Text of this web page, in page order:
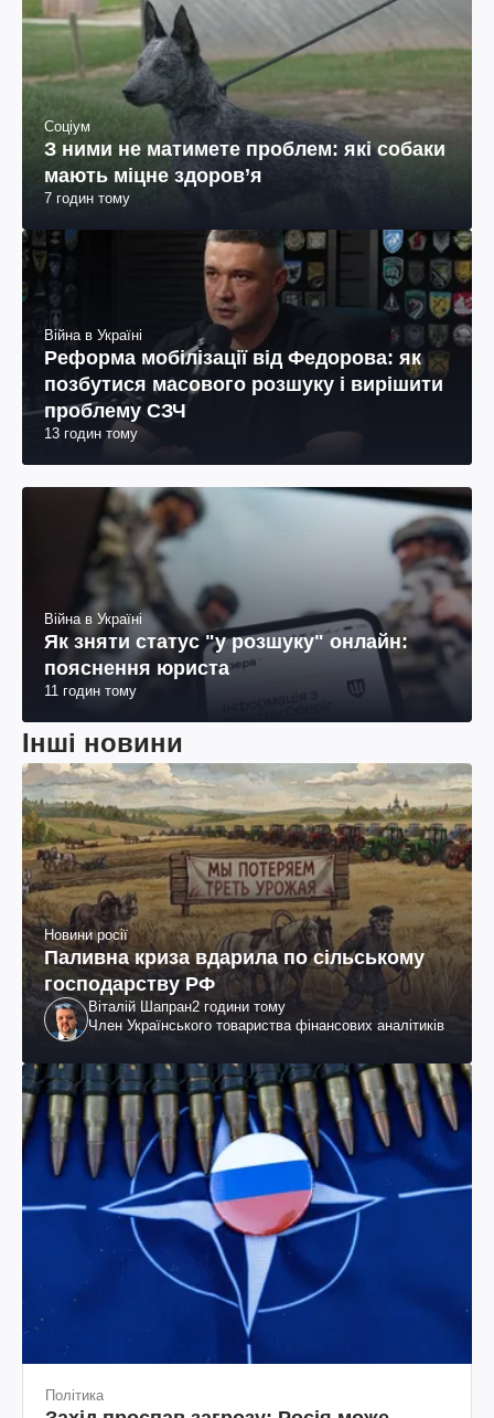
Соціум
З ними не матимете проблем: які собаки
мають міцне здоров’я
7 годин тому
Війна в Україні
Реформа мобілізації від Федорова: як
позбутися масового розшуку і вирішити
проблему СЗЧ
13 годин тому
Війна в Україні
Як зняти статус "у розшуку" онлайн:
пояснення юриста
11 годин тому
Інші новини
Новини росії
Паливна криза вдарила по сільському
господарству РФ
Віталій Шапран2 години тому
Член Українського товариства фінансових аналітиків
Політика